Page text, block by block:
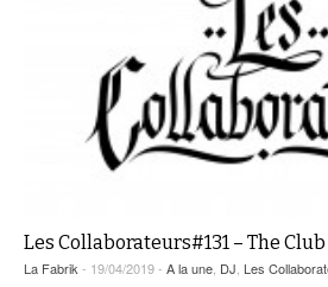
Les Collaborateurs#131 – The
La Fabrik- 19/04/2019 - A la une, DJ, Les